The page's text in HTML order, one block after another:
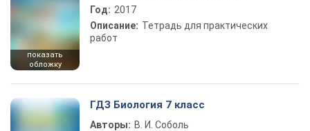
показать
обложку
Год: 2017
Описание: Тетрадь для практических
работ
ГДЗ Биология 7 класс
Авторы: В. И. Соболь